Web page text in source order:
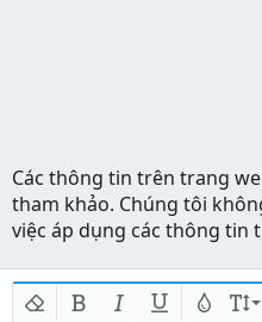
Các thông tin trên trang
tham khảo. Chúng tôi
việc áp dụng các thông tin